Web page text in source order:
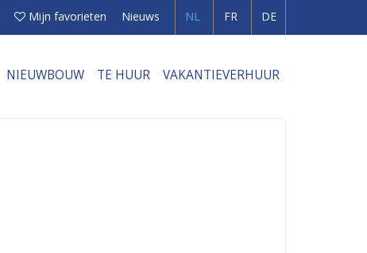
Mijn favorieten Nieuws NL FR DE
NIEUWBOUW TE HUUR VAKANTIEVERHUUR